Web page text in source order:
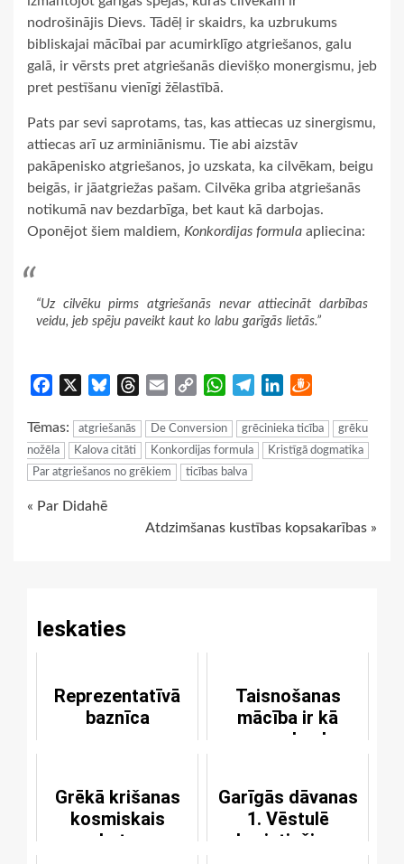
nodrošinājis Dievs. Tādēļ ir skaidrs, ka uzbrukums
bibliskajai mācībai par acumirklīgo atgriešanos, galu
galā, ir vērsts pret atgriešanās dievišķo monergismu, jeb
pret pestīšanu vienīgi žēlastībā.
Pats par sevi saprotams, tas, kas attiecas uz sinergismu,
attiecas arī uz arminiānismu. Tie abi aizstāv
pakāpenisko atgriešanos, jo uzskata, ka cilvēkam, beigu
beigās, ir jāatgriežas pašam. Cilvēka griba atgriešanās
notikumā nav bezdarbīga, bet kaut kā darbojas.
Oponējot šiem maldiem, Konkordijas formula apliecina:
“Uz cilvēku pirms atgriešanās nevar attiecināt darbības
veidu, jeb spēju paveikt kaut ko labu garīgās lietās.”
Facebook BlueskyThreads
Email
Copy
WhatsApp
TelegramLinkedIn
Tēmas: atgriešanās De Conversion grēcinieka ticība
grēku
nožēla
Kalova citāti Konkordijas formula
Kristīgā dogmatika
Par atgriešanos no grēkiem
ticības balva
Continue
« Par Didahē
Atdzimšanas kustības kopsakarības »
Ieskaties
Reprezentatīvā
baznīca
Taisnošanas
mācība ir kā
mugurkauls
Grēkā krišanas
kosmiskais
raksturs
Garīgās dāvanas
1. Vēstulē
korintiešiem